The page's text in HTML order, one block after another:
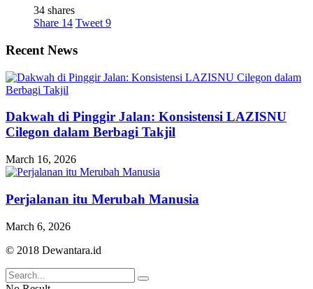
34 shares
Share 14 Tweet 9
Recent News
Dakwah di Pinggir Jalan: Konsistensi LAZISNU
Cilegon dalam Berbagi Takjil
March 16, 2026
Perjalanan itu Merubah Manusia
March 6, 2026
© 2018 Dewantara.id